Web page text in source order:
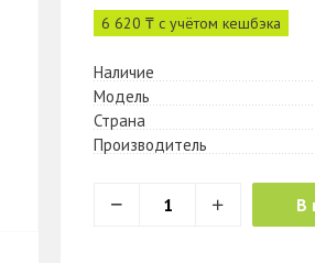
6 620 ₸ с учётом кешбэка
Наличие
Модель
Страна
Производитель
В